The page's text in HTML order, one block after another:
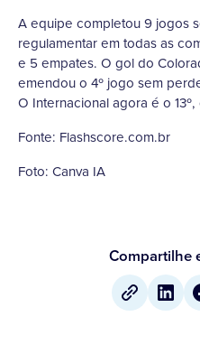
A equipe completou 9 jogos
regulamentar em todas as
e 5 empates. O gol do
emendou o 4º jogo sem
O Internacional agora é o
Fonte: Flashscore.com.br
Foto: Canva IA
Compartilhe